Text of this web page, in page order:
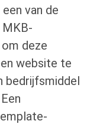
van de
deze
website te
bedrijfsmiddel